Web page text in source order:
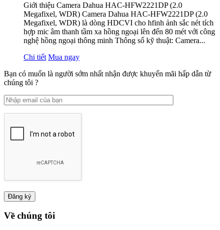
Giới thiệu Camera Dahua HAC-HFW2221DP (2.0
Megafixel, WDR) Camera Dahua HAC-HFW2221DP (2.0
Megafixel, WDR) là dòng HDCVI cho hfinh ảnh sắc nét tích
hợp mic âm thanh tầm xa hồng ngoại lên đến 80 mét với công
nghệ hồng ngoại thông minh Thông số kỹ thuật: Camera...
Chi tiết Mua ngay
Bạn có muốn là người sớm nhất nhận được khuyến mãi hấp dẫn từ
chúng tôi ?
Về chúng tôi